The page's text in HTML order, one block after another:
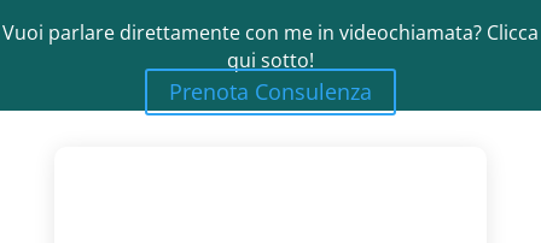
Vuoi parlare direttamente con me in videochiamata? Clicca
qui sotto!
Prenota Consulenza